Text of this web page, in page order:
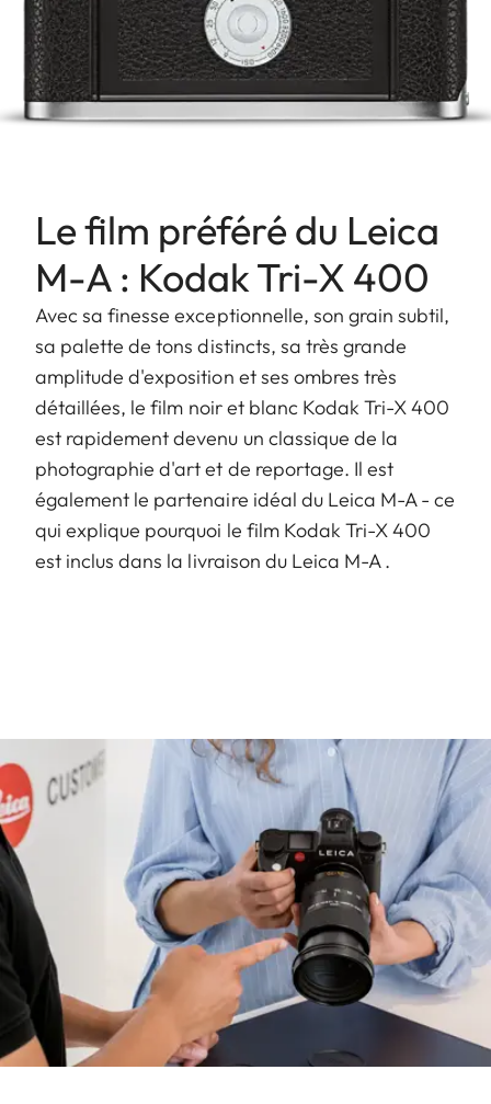
Le film préféré du Leica
M-A : Kodak Tri-X 400
Avec sa finesse exceptionnelle, son grain subtil,
sa palette de tons distincts, sa très grande
amplitude d'exposition et ses ombres très
détaillées, le film noir et blanc Kodak Tri-X 400
est rapidement devenu un classique de la
photographie d'art et de reportage. Il est
également le partenaire idéal du Leica M-A - ce
qui explique pourquoi le film Kodak Tri-X 400
est inclus dans la livraison du Leica M-A .